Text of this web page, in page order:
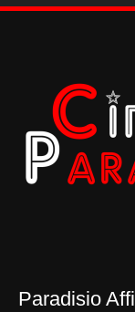
Paradisio